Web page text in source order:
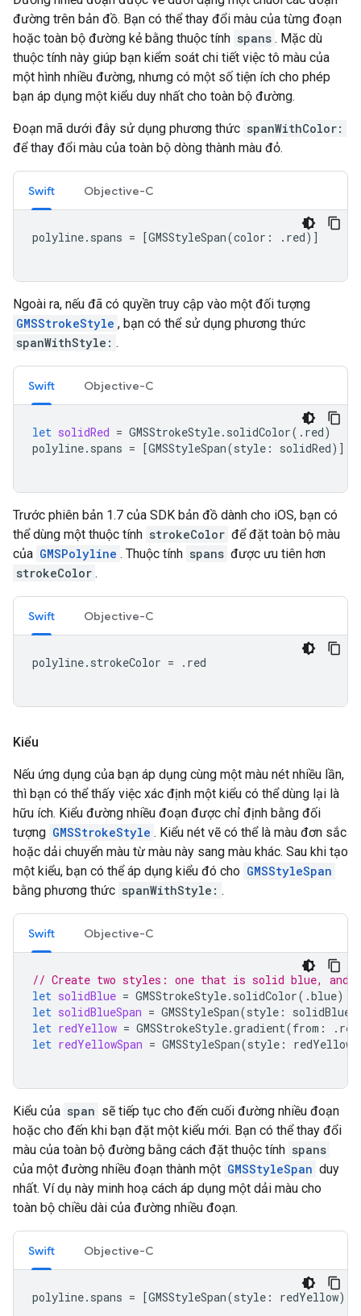
đường trên bản đồ. Bạn có thể thay đổi màu của từng đoạn
hoặc toàn bộ đường kẻ bằng thuộc tính spans . Mặc dù
thuộc tính này giúp bạn kiểm soát chi tiết việc tô màu của
một hình nhiều đường, nhưng có một số tiện ích cho phép
bạn áp dụng một kiểu duy nhất cho toàn bộ đường.
Đoạn mã dưới đây sử dụng phương thức spanWithColor:
để thay đổi màu của toàn bộ dòng thành màu đỏ.
Swift Objective-C
polyline. spans = [GMSStyleSpan(color : . red)]
Ngoài ra, nếu đã có quyền truy cập vào một đối tượng
GMSStrokeStyle , bạn có thể sử dụng phương thức
spanWithStyle: .
Swift Objective-C
let solidRed = GMSStrokeStyle. solidColor(. red)
polyline. spans = [GMSStyleSpan(style : solidRed)]
Trước phiên bản 1.7 của SDK bản đồ dành cho iOS, bạn có
thể dùng một thuộc tính strokeColor để đặt toàn bộ màu
của GMSPolyline . Thuộc tính spans được ưu tiên hơn
strokeColor .
Swift Objective-C
polyline. strokeColor = . red
Kiểu
Nếu ứng dụng của bạn áp dụng cùng một màu nét nhiều lần,
thì bạn có thể thấy việc xác định một kiểu có thể dùng lại là
hữu ích. Kiểu đường nhiều đoạn được chỉ định bằng đối
tượng GMSStrokeStyle . Kiểu nét vẽ có thể là màu đơn sắc
hoặc dải chuyển màu từ màu này sang màu khác. Sau khi tạo
một kiểu, bạn có thể áp dụng kiểu đó cho GMSStyleSpan
bằng phương thức spanWithStyle: .
Swift Objective-C
// Create two styles: one that is solid blue, and
let solidBlue = GMSStrokeStyle. solidColor(.blue)
let solidBlueSpan = GMSStyleSpan(style : solidBlue
let redYellow = GMSStrokeStyle.gradient(from : . red
let redYellowSpan = GMSStyleSpan(style : redYellow
Kiểu của span sẽ tiếp tục cho đến cuối đường nhiều đoạn
hoặc cho đến khi bạn đặt một kiểu mới. Bạn có thể thay đổi
màu của toàn bộ đường bằng cách đặt thuộc tính spans
của một đường nhiều đoạn thành một GMSStyleSpan duy
nhất. Ví dụ này minh hoạ cách áp dụng một dải màu cho
toàn bộ chiều dài của đường nhiều đoạn.
Swift Objective-C
polyline. spans = [GMSStyleSpan(style : redYellow)]